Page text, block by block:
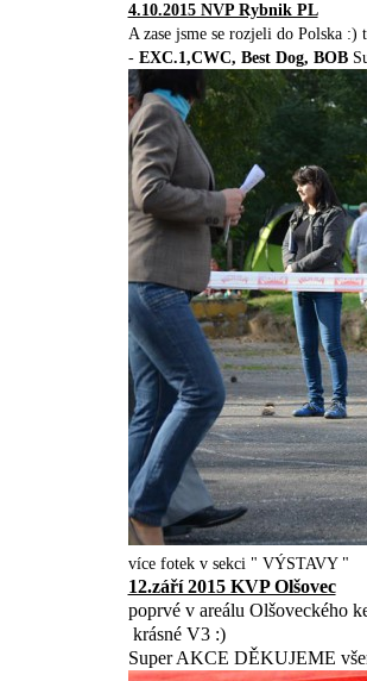
4.10.2015 NVP Rybnik PL
A zase jsme se rozjeli do Polska :)
- EXC.1,CWC, Best Dog, BOB
více fotek v sekci " VÝSTAVY "
12.září 2015 KVP Olšovec
poprvé v areálu Olšoveckého
krásné V3 :)
Super AKCE DĚKUJEME